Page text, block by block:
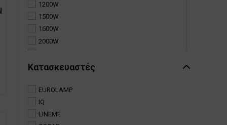
1200W
1500W
1600W
2000W
Κατασκευαστές
EUROLAMP
IQ
LINEME